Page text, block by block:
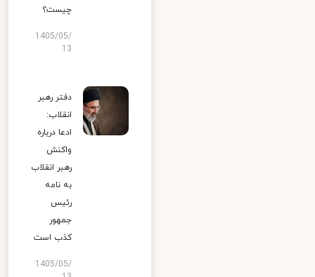
چیست؟
1405/05/
13
دفتر رهبر
انقلاب:
ادعا درباره
واکنش
رهبر انقلاب
به نامه
رئیس
جمهور
کذب است
1405/05/